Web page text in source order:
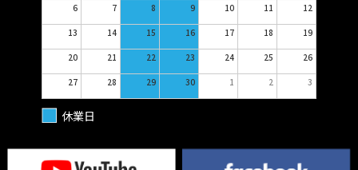
6 7 8 9 10 11 12
13 14 15 16 17 18 19
20 21 22 23 24 25 26
27 28 29 30 1 2 3
休業日